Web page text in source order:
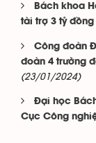
Bách khoa
tài trợ 3 tỷ
Công đoàn
đoàn 4 trường
(23/01/2024)
Đại học
Cục Công